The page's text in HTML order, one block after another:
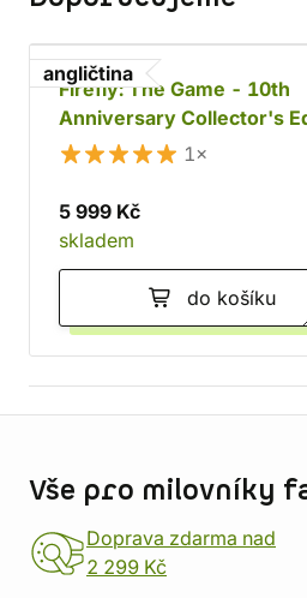
angličtina
Firefly: The Game - 10th
Anniversary Collector's
1×
5 999 Kč
skladem
do košíku
Vše pro milovníky
Doprava zdarma nad
2 299 Kč